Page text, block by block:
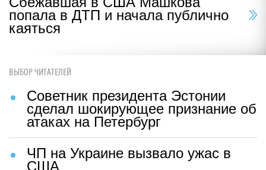
попала в ДТП и начала публично
каяться
ВЫБОР ЧИТАТЕЛЕЙ
Советник президента Эстонии
сделал шокирующее признание об
атаках на Петербург
ЧП на Украине вызвало ужас в
США